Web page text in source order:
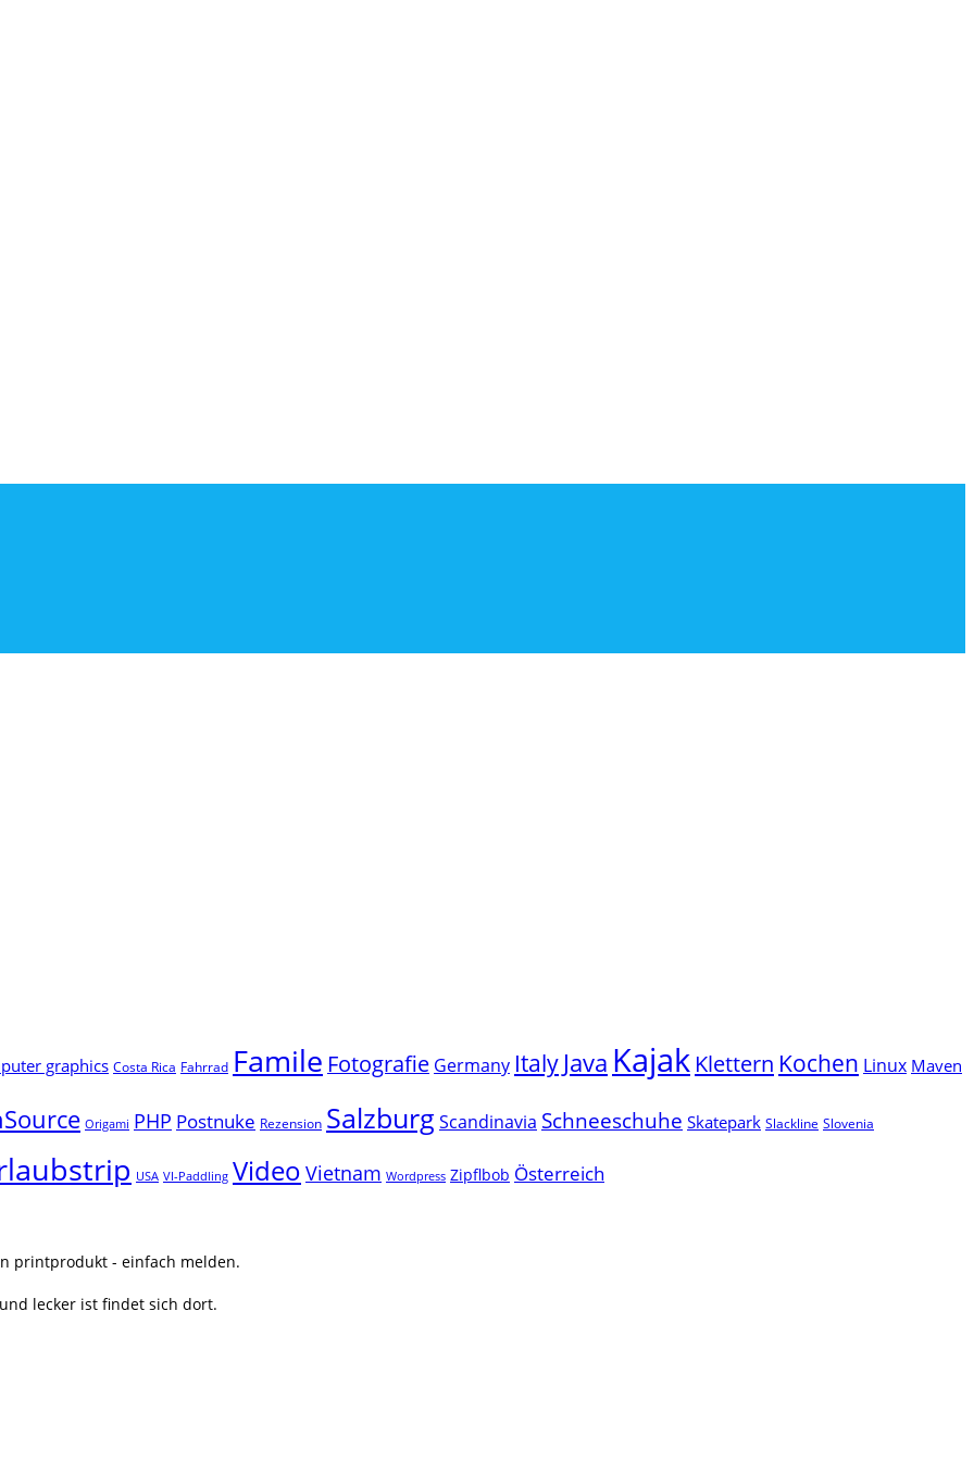
graphics Costa Rica Fahrrad Famile Fotografie Germany Italy Java Kajak Klettern Kochen Linux Maven
Origami PHP Postnuke Rezension SalzburgScandinavia Schneeschuhe Skatepark Slackline Slovenia
USA VI-Paddling Video Vietnam Wordpress Zipflbob Österreich
printprodukt - einfach melden.
lecker ist findet sich dort.